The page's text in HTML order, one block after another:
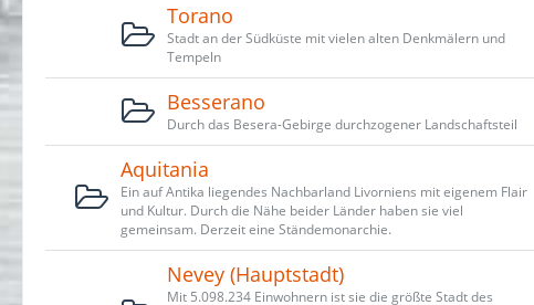
Torano
Stadt an der Südküste mit vielen alten Denkmälern und
Tempeln
Besserano
Durch das Besera-Gebirge durchzogener Landschaftsteil
Aquitania
Ein auf Antika liegendes Nachbarland Livorniens mit eigenem Flair
und Kultur. Durch die Nähe beider Länder haben sie viel
gemeinsam. Derzeit eine Ständemonarchie.
Nevey (Hauptstadt)
Mit 5.098.234 Einwohnern ist sie die größte Stadt des